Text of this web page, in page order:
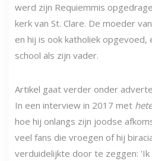
werd zijn Requiemmis
kerk van St. Clare. De moeder
en hij is ook katholiek
school als zijn vader.
Artikel gaat verder onder
In een interview in 2017 met
hoe hij onlangs zijn joodse
veel fans die vroegen of hij
verduidelijkte door te zeggen: 'Ik